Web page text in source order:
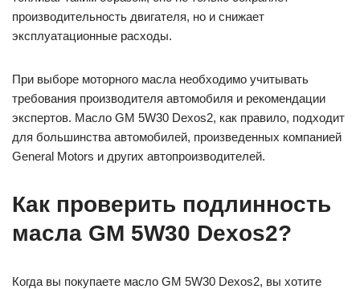
производительность двигателя, но и снижает
эксплуатационные расходы.
При выборе моторного масла необходимо учитывать
требования производителя автомобиля и рекомендации
экспертов. Масло GM 5W30 Dexos2, как правило, подходит
для большинства автомобилей, произведенных компанией
General Motors и других автопроизводителей.
Как проверить подлинность
масла GM 5W30 Dexos2?
Когда вы покупаете масло GM 5W30 Dexos2, вы хотите